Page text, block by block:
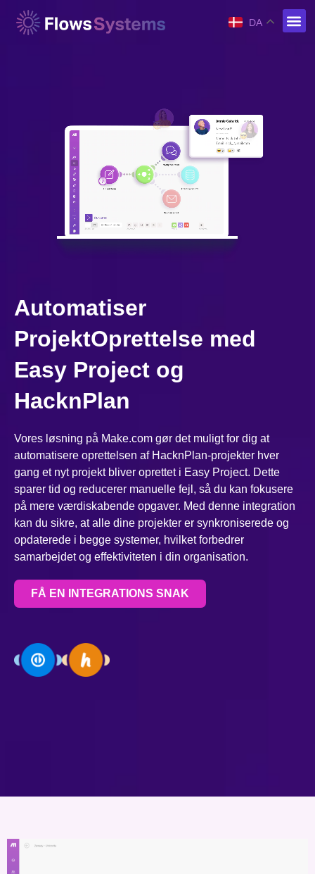
DA
Automatiser
ProjektOprettelse med
Easy Project og
HacknPlan
Vores løsning på Make.com gør det muligt for dig at
automatisere oprettelsen af HacknPlan-projekter hver
gang et nyt projekt bliver oprettet i Easy Project. Dette
sparer tid og reducerer manuelle fejl, så du kan fokusere
på mere værdiskabende opgaver. Med denne integration
kan du sikre, at alle dine projekter er synkroniserede og
opdaterede i begge systemer, hvilket forbedrer
samarbejdet og effektiviteten i din organisation.
FÅ EN INTEGRATIONS SNAK